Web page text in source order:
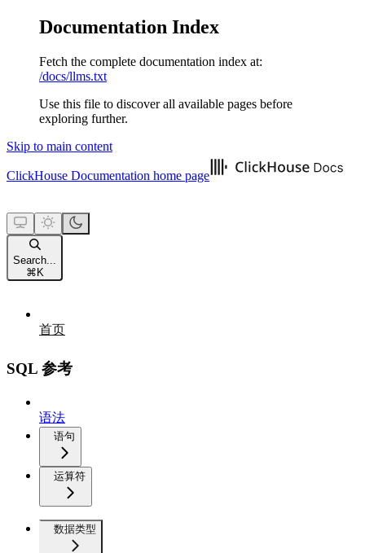
Documentation Index
Fetch the complete documentation index at:
/docs/llms.txt
Use this file to discover all available pages before
exploring further.
Skip to main content
ClickHouse Documentation home page
Search...
⌘ K
首页
SQL 参考
语法
语句
运算符
数据类型